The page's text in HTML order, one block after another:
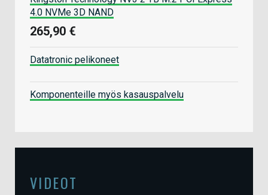
4.0 NVMe 3D NAND
265,90 €
Datatronic pelikoneet
Komponenteille myös kasauspalvelu
VIDEOT